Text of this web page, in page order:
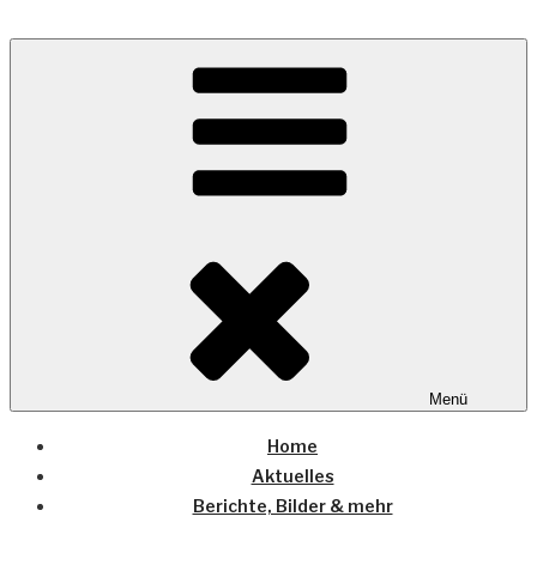
COUNTRYHOME
Wo die (Country-) Musik Zuhause ist
Menü
Home
Aktuelles
Berichte, Bilder & mehr